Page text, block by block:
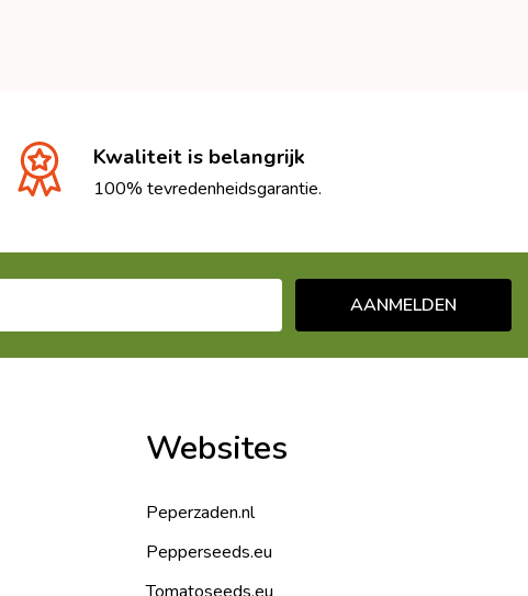
Kwaliteit is belangrijk
100% tevredenheidsgarantie.
AANMELDEN
Websites
Peperzaden.nl
Pepperseeds.eu